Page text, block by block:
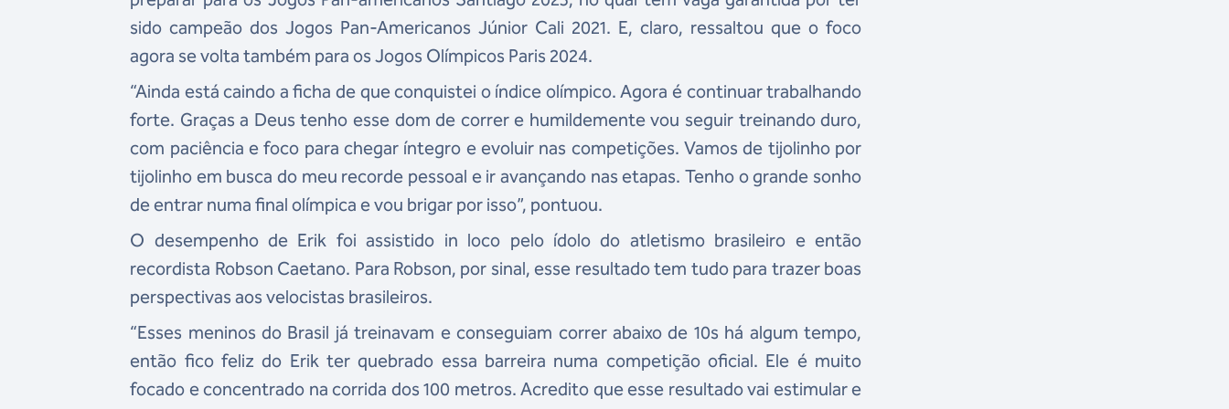
sido campeão dos Jogos Pan-Americanos Júnior Cali 2021. E, claro, ressaltou que o foco
agora se volta também para os Jogos Olímpicos Paris 2024.
“Ainda está caindo a ficha de que conquistei o índice olímpico. Agora é continuar trabalhando
forte. Graças a Deus tenho esse dom de correr e humildemente vou seguir treinando duro,
com paciência e foco para chegar íntegro e evoluir nas competições. Vamos de tijolinho por
tijolinho em busca do meu recorde pessoal e ir avançando nas etapas. Tenho o grande sonho
de entrar numa final olímpica e vou brigar por isso”, pontuou.
O desempenho de Erik foi assistido in loco pelo ídolo do atletismo brasileiro e então
recordista Robson Caetano. Para Robson, por sinal, esse resultado tem tudo para trazer boas
perspectivas aos velocistas brasileiros.
“Esses meninos do Brasil já treinavam e conseguiam correr abaixo de 10s há algum tempo,
então fico feliz do Erik ter quebrado essa barreira numa competição oficial. Ele é muito
focado e concentrado na corrida dos 100 metros. Acredito que esse resultado vai estimular e